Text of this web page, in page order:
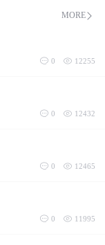
MORE
12255
0
12432
0
12465
0
11995
0